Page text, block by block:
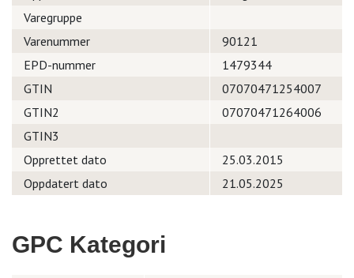
Varegruppe
Varenummer
90121
EPD-nummer
1479344
GTIN
07070471254007
GTIN2
07070471264006
GTIN3
Opprettet dato
25.03.2015
Oppdatert dato
21.05.2025
GPC Kategori